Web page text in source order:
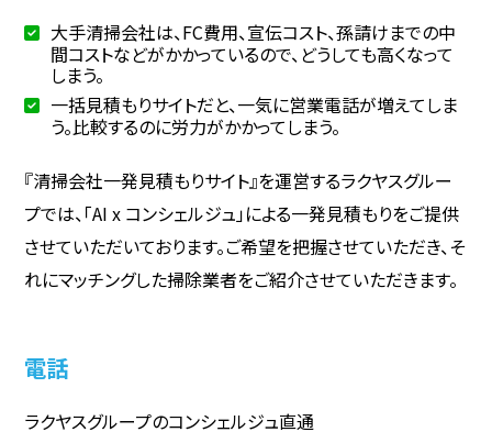
大手清掃会社は、FC費用、宣伝コスト、孫請けまでの中
間コストなどがかかっているので、どうしても高くなって
しまう。
一括見積もりサイトだと、一気に営業電話が増えてしま
う。比較するのに労力がかかってしまう。
『清掃会社一発見積もりサイト』を運営するラクヤスグルー
プでは、「AI x コンシェルジュ」による一発見積もりをご提供
させていただいております。ご希望を把握させていただき、そ
れにマッチングした掃除業者をご紹介させていただきます。
電話
ラクヤスグループのコンシェルジュ直通